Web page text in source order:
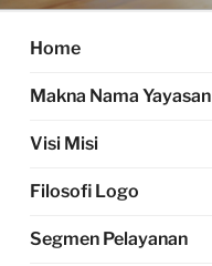
Home
Makna Nama Yayasan
Visi Misi
Filosofi Logo
Segmen Pelayanan